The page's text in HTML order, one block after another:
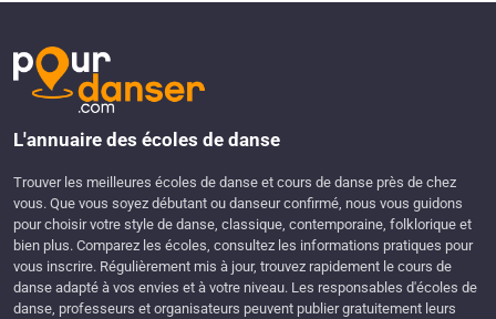
L'annuaire des écoles de danse
Trouver les meilleures écoles de danse et cours de danse près de chez
vous. Que vous soyez débutant ou danseur confirmé, nous vous guidons
pour choisir votre style de danse, classique, contemporaine, folklorique et
bien plus. Comparez les écoles, consultez les informations pratiques pour
vous inscrire. Régulièrement mis à jour, trouvez rapidement le cours de
danse adapté à vos envies et à votre niveau. Les responsables d'écoles de
danse, professeurs et organisateurs peuvent publier gratuitement leurs